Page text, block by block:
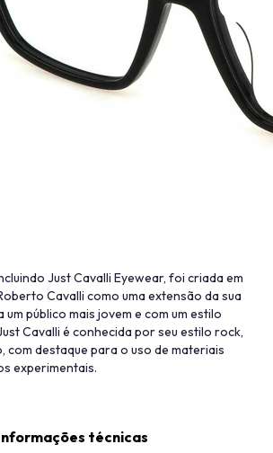
Just Cavalli Eyewear, foi criada em
Cavalli como uma extensão da sua
público mais jovem e com um estilo
Cavalli é conhecida por seu estilo rock,
com destaque para o uso de materiais
experimentais.
técnicas